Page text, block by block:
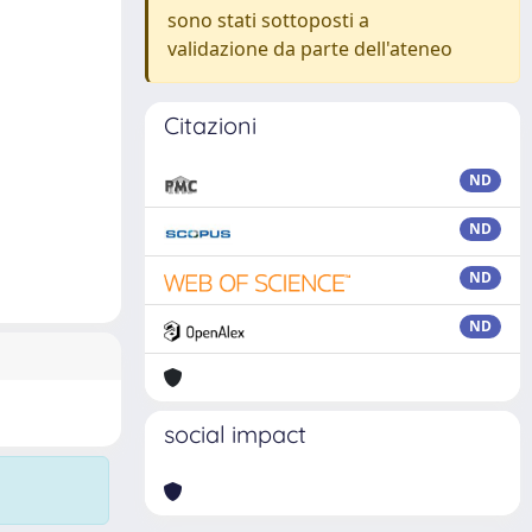
sono stati sottoposti a
validazione da parte dell'ateneo
Citazioni
ND
ND
ND
ND
social impact